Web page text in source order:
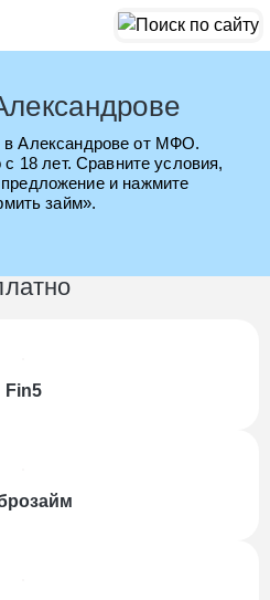
Александрове от МФО.
18 лет. Сравните условия,
и нажмите
займ».
Fin5